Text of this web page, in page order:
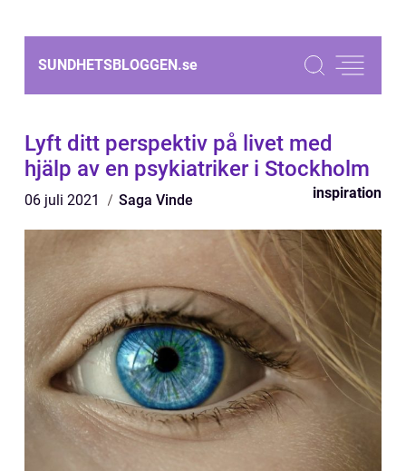
SUNDHETSBLOGGEN.se
Lyft ditt perspektiv på livet med
hjälp av en psykiatriker i Stockholm
06 juli 2021 Saga Vinde inspiration